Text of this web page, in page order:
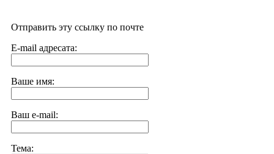
Отправить эту ссылку по почте
E-mail адресата:
Ваше имя:
Ваш e-mail:
Тема: